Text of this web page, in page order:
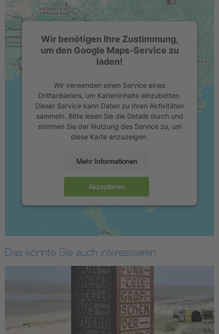
Wir benötigen Ihre Zustimmung,
um den Google Maps-Service zu
laden!
Wir verwenden einen Service eines
Drittanbieters, um Karteninhalte einzubetten.
Dieser Service kann Daten zu Ihren Aktivitäten
sammeln. Bitte lesen Sie die Details durch und
stimmen Sie der Nutzung des Service zu, um
diese Karte anzuzeigen.
Mehr Informationen
Akzeptieren
Das könnte Sie auch interessieren